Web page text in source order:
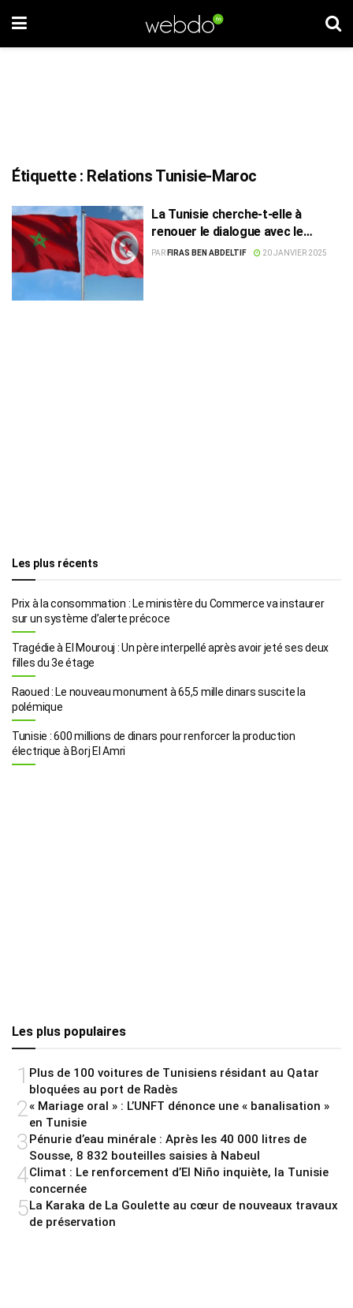
Étiquette : Relations Tunisie-Maroc
La Tunisie cherche-t-elle à
renouer le dialogue avec le
Maroc ?
PAR FIRAS BEN ABDELTIF 20 JANVIER 2025
Les plus récents
Prix à la consommation : Le ministère du Commerce va instaurer
sur un système d’alerte précoce
Tragédie à El Mourouj : Un père interpellé après avoir jeté ses deux
filles du 3e étage
Raoued : Le nouveau monument à 65,5 mille dinars suscite la
polémique
Tunisie : 600 millions de dinars pour renforcer la production
électrique à Borj El Amri
Les plus populaires
1 Plus de 100 voitures de Tunisiens résidant au Qatar
bloquées au port de Radès
2« Mariage oral » : L’UNFT dénonce une « banalisation »
en Tunisie
3Pénurie d’eau minérale : Après les 40 000 litres de
Sousse, 8 832 bouteilles saisies à Nabeul
4Climat : Le renforcement d’El Niño inquiète, la Tunisie
concernée
5La Karaka de La Goulette au cœur de nouveaux travaux
de préservation